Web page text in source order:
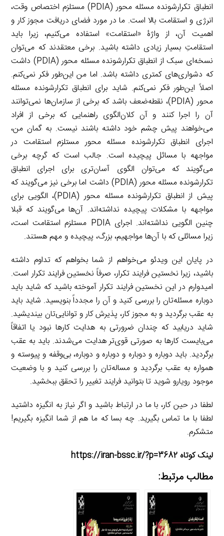
انطباق تکرارشونده مسئله محور (PDIA) مستلزم اختصاص وقت،
انرژی و استقامت بالا است. ما در مورد فضای دریافت مجوز کار و
اهمیت آن، از واژۀ «استقامت» استفاده می‌کنیم، زیرا باید
استقامتِ بسیار زیادی داشته باشید. برخی معتقدند که می‌توان
نسخه‌ای سبک از انطباق تکرارشونده مسئله محور (PDIA) داشت
که دشواری‌های کمتری داشته باشد. اما من این‌طور فکر نمی‌کنم.
اصلاً این‌طور فکر نمی‌کنم. شاید برای انطباق تکرارشونده مسئله
محور (PDIA)، نقطه‌ضعف باشد که برخی از سازمان‌ها نمی‌توانند
آن را اجرا کنند و آن کلان‌الگوی راهنمایی که برخی از افراد
می‌خواهند پیش چشم خود داشته باشند نیست. به گمان من،
اجرای انطباق تکرارشونده مسئله محور مستلزم استقامت در
مواجهه با مسائل پیچیده است. جالب است که گرچه برخی
می‌گویند که می‌توان الگوی آسان‌تری برای اجرای انطباق
تکرارشونده مسئله محور (PDIA) داشت اما برخی نیز می‌گویند که
پیش از انطباق تکرارشونده مسئله محور (PDIA)، الگویی برای
مواجهه با مشکلات پیچیده نداشته‌اند. آن‌ها می‌گویند که قبلا
چنین الگویی نداشته‌اند. اجرای PDIA مستلزم استقامت است،
زیرا مسائلی که با آن‌ها مواجهیم، بزرگ، پیچیده و مهم هستند.
در پایان این ویدئو می‌خواهم از شما بخواهم که تداوم داشته
باشید، زیرا نخستین فرایند تکرار، صرفاً نخستین فرایند تکرار است.
امیدوارم در این نخستین فرایند تکرار آموخته باشید که شاید باید
دوباره مسئله‌تان را بررسی کنید و آن را مجدداً بنویسید. شاید باید
به عقب برگردید و به مجوز کار، پذیرش کار و توانایی‌تان بیندیشید.
شاید دریابید که چندان ضرورتی به هدایت کارها نبود یا اتفاقاً
می‌بایست کارها به صورتی قوی‌تر هدایت می‌شدند. باید به عقب
برگردید. باید دوباره و دوباره و دوباره و دوباره، بی‌وقفه و پیوسته و
همواره به عقب برگردید و مساله‌تان را بررسی کنید و با وضعیت
موجود رویارو شوید تا بتوانید فرایند تغییر را تحقق ببخشید.
لطفا در حین کار، با ما در ارتباط باشید و اگر نیاز به انگیزه داشتید
لطفا با ما تماس بگیرید. چه بسا که ما هم از شما انگیزه بگیریم!
متشکرم.
لینک کوتاه https://iran-bssc.ir/?p=3682
مطالب مرتبط: